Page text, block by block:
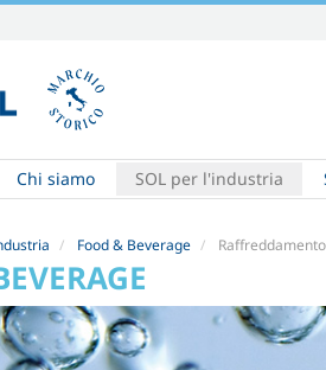
Chi siamo SOL per l'industria
Food & Beverage